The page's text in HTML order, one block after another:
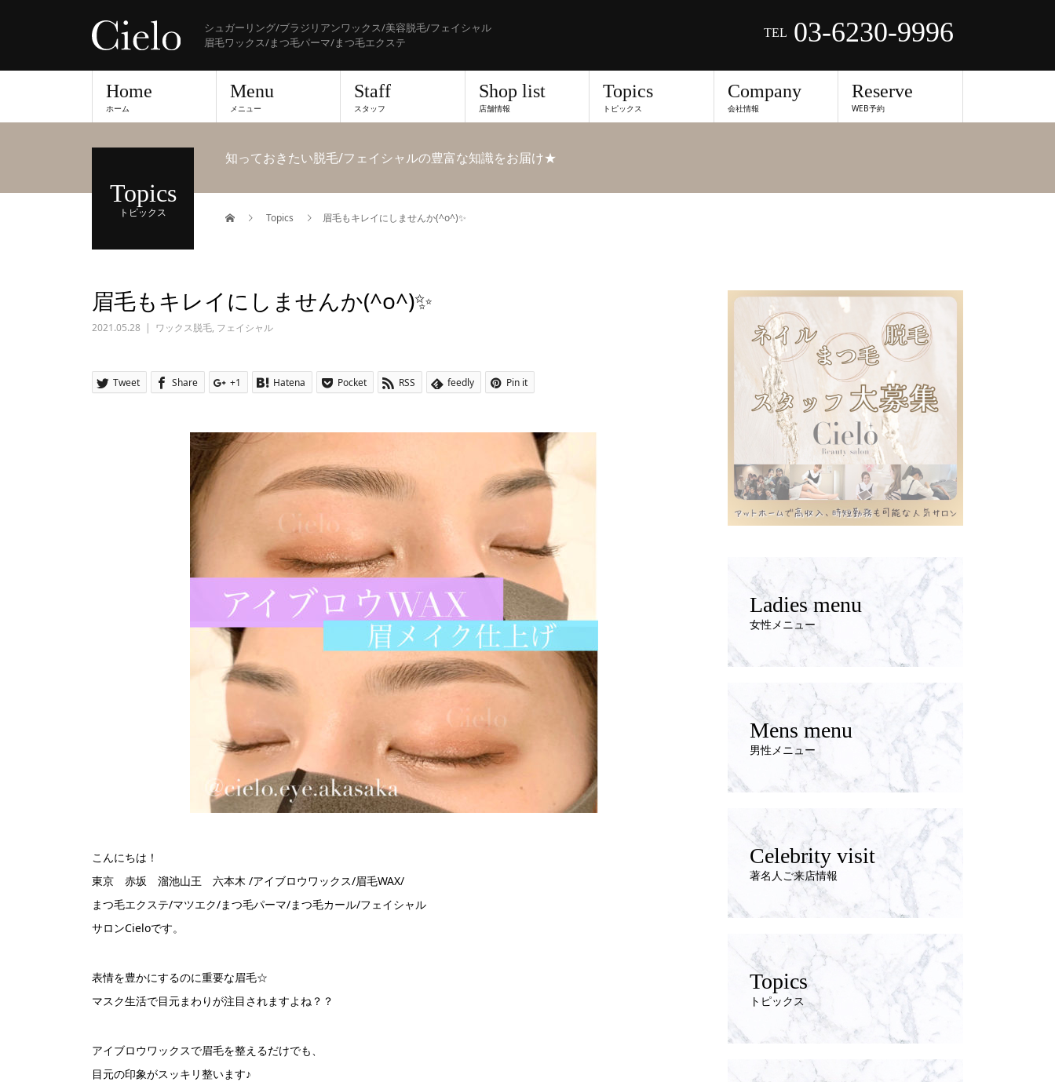
シュガーリング/ブラジリアンワックス/美容脱毛/フェイシャル
眉毛ワックス/まつ毛パーマ/まつ毛エクステ
TEL 03-6230-9996
Home
ホーム
Menu
メニュー
Staff
スタッフ
Shop list
店舗情報
Topics
トピックス
Company
会社情報
Reserve
WEB予約
Topics
トピックス
知っておきたい脱毛/フェイシャルの豊富な知識をお届け★
Topics 眉毛もキレイにしませんか(^o^)✨
眉毛もキレイにしませんか(^o^)✨
2021.05.28 ワックス脱毛, フェイシャル
Tweet Share +1 Hatena Pocket RSS feedly Pin it
こんにちは！
東京 赤坂 溜池山王 六本木 /アイブロウワックス/眉毛WAX/
まつ毛エクステ/マツエク/まつ毛パーマ/まつ毛カール/フェイシャル
サロンCieloです。
表情を豊かにするのに重要な眉毛☆
マスク生活で目元まわりが注目されますよね？？
アイブロウワックスで眉毛を整えるだけでも、
目元の印象がスッキリ整います♪
Ladies menu
女性メニュー
Mens menu
男性メニュー
Celebrity visit
著名人ご来店情報
Topics
トピックス